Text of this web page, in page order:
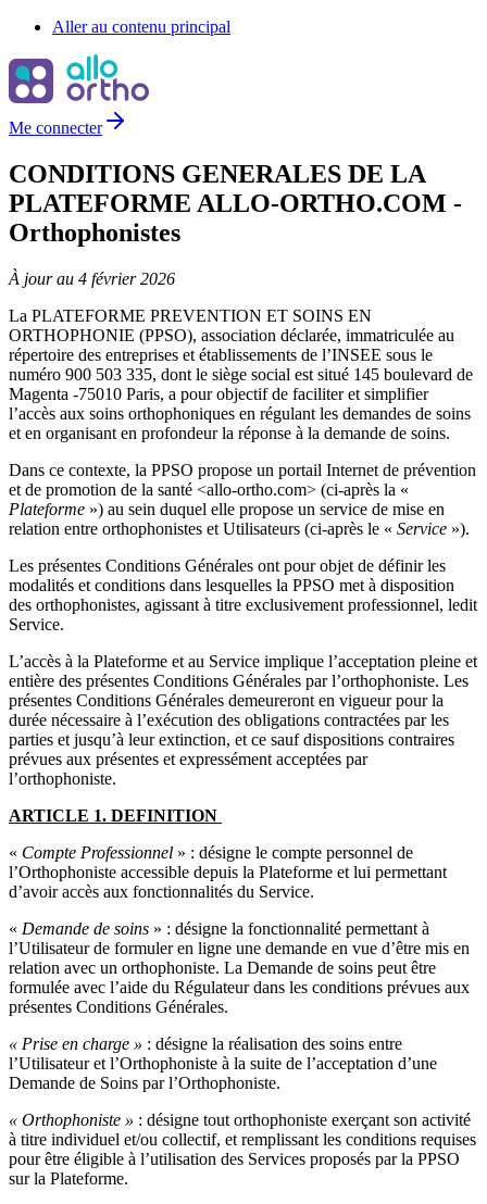
Aller au contenu principal
Me connecter
CONDITIONS GENERALES DE LA
PLATEFORME ALLO-ORTHO.COM -
Orthophonistes
À jour au 4 février 2026
La PLATEFORME PREVENTION ET SOINS EN
ORTHOPHONIE (PPSO), association déclarée, immatriculée au
répertoire des entreprises et établissements de l’INSEE sous le
numéro 900 503 335, dont le siège social est situé 145 boulevard de
Magenta -75010 Paris, a pour objectif de faciliter et simplifier
l’accès aux soins orthophoniques en régulant les demandes de soins
et en organisant en profondeur la réponse à la demande de soins.
Dans ce contexte, la PPSO propose un portail Internet de prévention
et de promotion de la santé <allo-ortho.com> (ci-après la «
Plateforme ») au sein duquel elle propose un service de mise en
relation entre orthophonistes et Utilisateurs (ci-après le « Service »).
Les présentes Conditions Générales ont pour objet de définir les
modalités et conditions dans lesquelles la PPSO met à disposition
des orthophonistes, agissant à titre exclusivement professionnel, ledit
Service.
L’accès à la Plateforme et au Service implique l’acceptation pleine et
entière des présentes Conditions Générales par l’orthophoniste. Les
présentes Conditions Générales demeureront en vigueur pour la
durée nécessaire à l’exécution des obligations contractées par les
parties et jusqu’à leur extinction, et ce sauf dispositions contraires
prévues aux présentes et expressément acceptées par
l’orthophoniste.
ARTICLE 1. DEFINITION
« Compte Professionnel » : désigne le compte personnel de
l’Orthophoniste accessible depuis la Plateforme et lui permettant
d’avoir accès aux fonctionnalités du Service.
« Demande de soins » : désigne la fonctionnalité permettant à
l’Utilisateur de formuler en ligne une demande en vue d’être mis en
relation avec un orthophoniste. La Demande de soins peut être
formulée avec l’aide du Régulateur dans les conditions prévues aux
présentes Conditions Générales.
« Prise en charge » : désigne la réalisation des soins entre
l’Utilisateur et l’Orthophoniste à la suite de l’acceptation d’une
Demande de Soins par l’Orthophoniste.
« Orthophoniste » : désigne tout orthophoniste exerçant son activité
à titre individuel et/ou collectif, et remplissant les conditions requises
pour être éligible à l’utilisation des Services proposés par la PPSO
sur la Plateforme.